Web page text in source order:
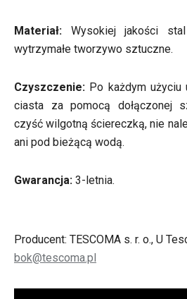
Materiał: Wysokiej jakości
wytrzymałe tworzywo sztuczne.
Czyszczenie: Po każdym użyciu
ciasta za pomocą dołączonej
czyść wilgotną ściereczką, nie
ani pod bieżącą wodą.
Gwarancja: 3-letnia.
Producent: TESCOMA s. r. o., U
bok@tescoma.pl